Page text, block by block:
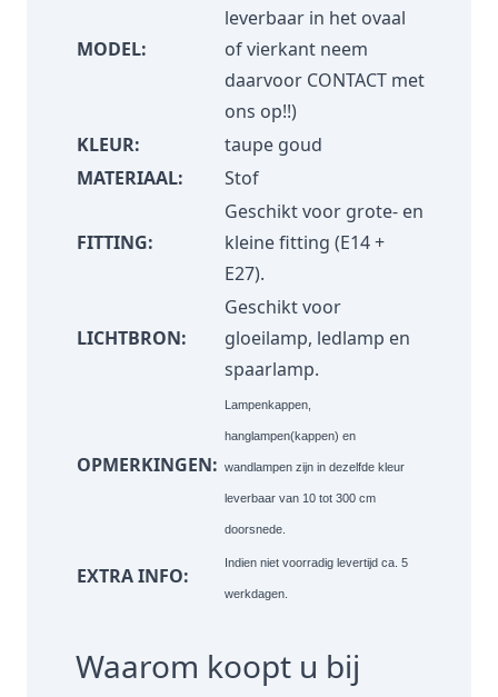
MODEL:
leverbaar in het ovaal
of vierkant neem
daarvoor CONTACT met
ons op!!)
KLEUR:
taupe goud
MATERIAAL:
Stof
FITTING:
Geschikt voor grote- en
kleine fitting (E14 +
E27).
LICHTBRON:
Geschikt voor
gloeilamp, ledlamp en
spaarlamp.
OPMERKINGEN:
Lampenkappen,
hanglampen(kappen) en
wandlampen zijn in dezelfde kleur
leverbaar van 10 tot 300 cm
doorsnede.
EXTRA INFO:
Indien niet voorradig levertijd ca. 5
werkdagen.
Waarom koopt u bij